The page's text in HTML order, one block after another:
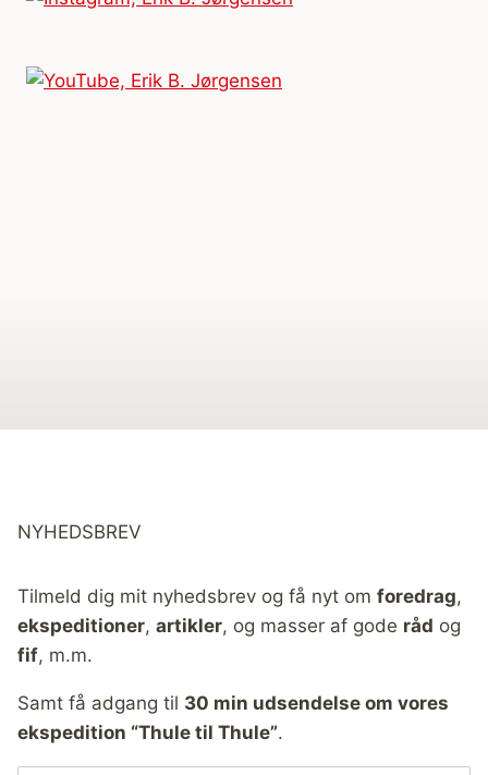
NYHEDSBREV
Tilmeld dig mit nyhedsbrev og få nyt om foredrag,
ekspeditioner, artikler, og masser af gode råd og
fif, m.m.
Samt få adgang til 30 min udsendelse om vores
ekspedition “Thule til Thule”.